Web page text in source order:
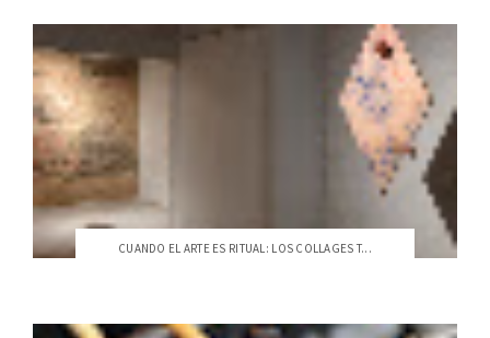
CUANDO EL ARTE ES RITUAL: LOS COLLAGES T...